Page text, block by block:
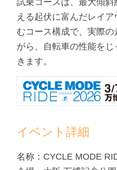
試乗コースは、最大傾
える起伏に富んだレイ
むコース構成で、実際
がら、自転車の性能を
きます。
イベント詳細
名称：CYCLE MODE